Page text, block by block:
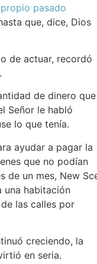
pasado
que, dice, Dios
de actuar, recordó
de dinero que
Señor le habló
lo que tenía.
ayudar a pagar la
que no podían
de un mes, New
una habitación
las calles por
creciendo, la
en seria.